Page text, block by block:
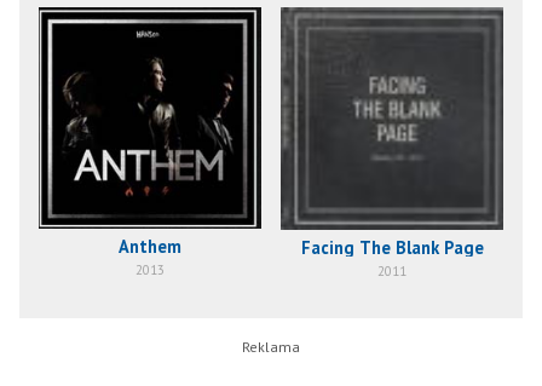
Anthem
2013
Facing The Blank Page
2011